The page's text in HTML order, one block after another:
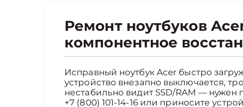
Ремонт ноутбуков
компонентное
Исправный ноутбук Acer быстро
устройство внезапно выключается,
нестабильно видит SSD/RAM —
+7 (800) 101-14-16 или приносите